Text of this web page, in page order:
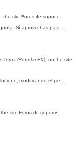
the site Foros de soporte:
Sí aprovechas para…
tema (Popular FX) , on the site
modificando el pie…
the site Foros de soporte: